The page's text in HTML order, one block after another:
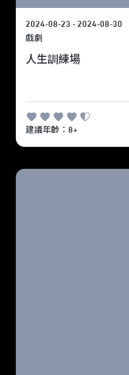
2024-08-23 - 2024-08-30
戲劇
人生訓練場
建議年齡：8+